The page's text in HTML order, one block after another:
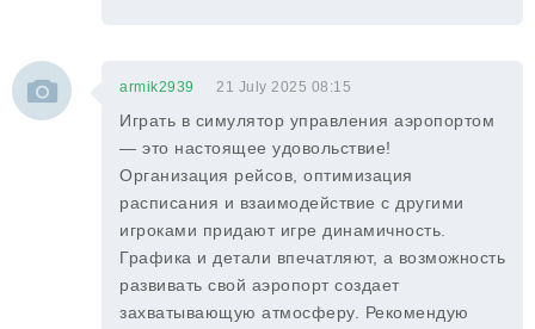
armik2939 21 July 2025 08:15
Играть в симулятор управления аэропортом
— это настоящее удовольствие!
Организация рейсов, оптимизация
расписания и взаимодействие с другими
игроками придают игре динамичность.
Графика и детали впечатляют, а возможность
развивать свой аэропорт создает
захватывающую атмосферу. Рекомендую